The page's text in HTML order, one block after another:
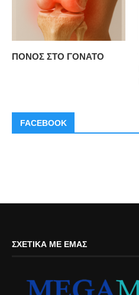
ΠΟΝΟΣ ΣΤΟ ΓΟΝΑΤΟ
FACEBOOK
ΣΧΕΤΙΚΆ ΜΕ ΕΜΆΣ